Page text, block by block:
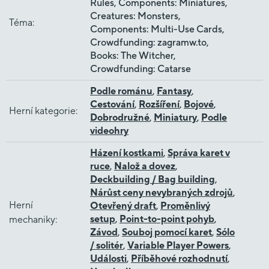
Téma:
Rules, Components: Miniatures,
Creatures: Monsters,
Components: Multi-Use Cards,
Crowdfunding: zagramw.to,
Books: The Witcher,
Crowdfunding: Catarse
Herní kategorie:
Podle románu, Fantasy,
Cestování, Rozšíření, Bojové,
Dobrodružné, Miniatury, Podle
videohry
Herní
mechaniky:
Házení kostkami, Správa karet v
ruce, Nalož a dovez,
Deckbuilding / Bag building,
Nárůst ceny nevybraných zdrojů,
Otevřený draft, Proměnlivý
setup, Point-to-point pohyb,
Závod, Souboj pomocí karet, Sólo
/ solitér, Variable Player Powers,
Události, Příběhové rozhodnutí,